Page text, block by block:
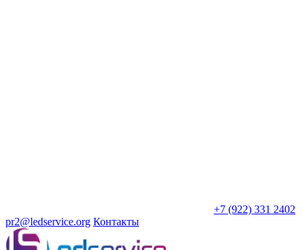
+7 (922) 331 2402
pr2@ledservice.org Контакты